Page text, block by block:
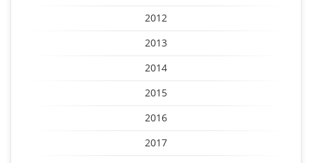
2012
2013
2014
2015
2016
2017